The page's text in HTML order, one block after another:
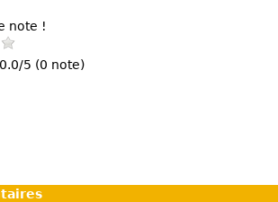
note !
5 (0 note)